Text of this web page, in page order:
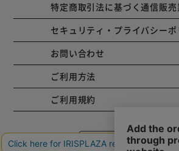
特定商取引法に基づく通信販
セキュリティ・プライバシーポ
お問い合わせ
ご利用方法
ご利用規約
コーポレートサイト